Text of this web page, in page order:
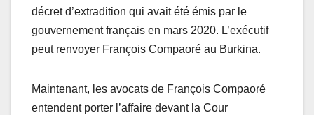
décret d’extradition qui avait été émis par le
gouvernement français en mars 2020. L’exécutif
peut renvoyer François Compaoré au Burkina.
Maintenant, les avocats de François Compaoré
entendent porter l’affaire devant la Cour